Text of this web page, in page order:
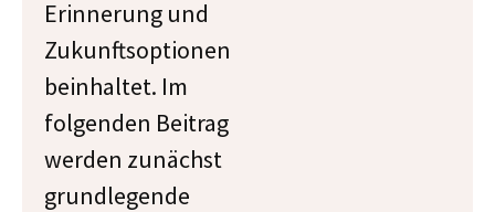
Erinnerung und
Zukunftsoptionen
beinhaltet. Im
folgenden Beitrag
werden zunächst
grundlegende